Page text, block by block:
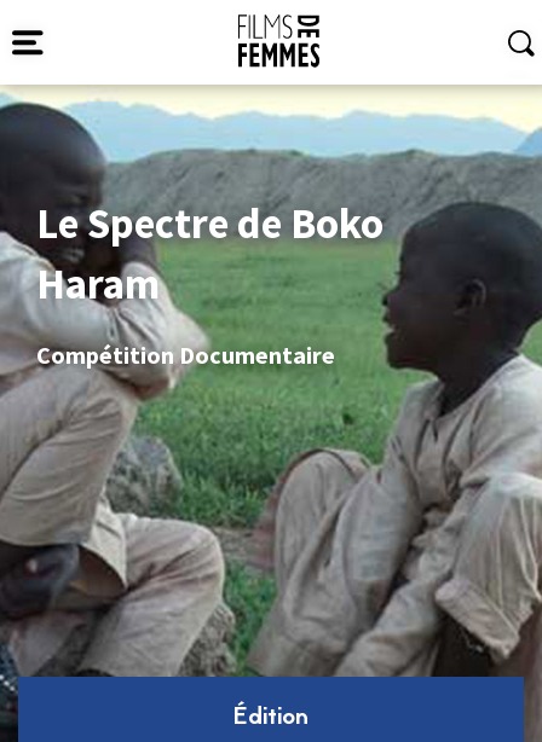
Le Spectre de Boko
Haram
Compétition Documentaire
Édition